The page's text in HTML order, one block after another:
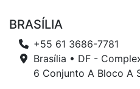
BRASÍLIA
+55 61 3686-7781
Brasília • DF -
6 Conjunto A Bloco A